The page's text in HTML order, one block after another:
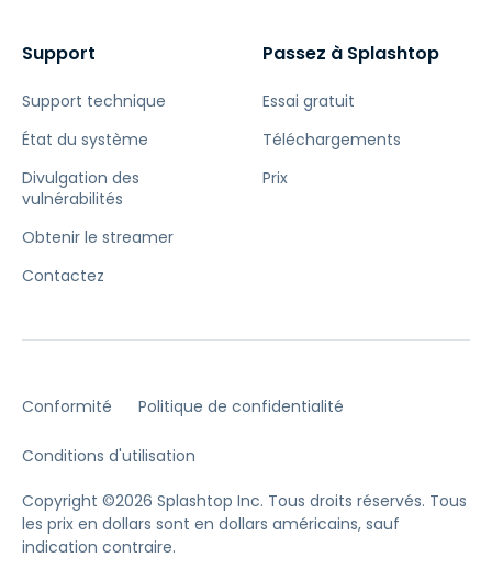
Support
Support technique
État du système
Divulgation des
vulnérabilités
Obtenir le streamer
Contactez
Passez à Splashtop
Essai gratuit
Téléchargements
Prix
Conformité Politique de confidentialité
Conditions d'utilisation
Copyright ©2026 Splashtop Inc. Tous droits réservés. Tous
les prix en dollars sont en dollars américains, sauf
indication contraire.